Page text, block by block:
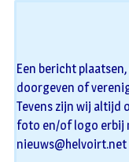
Een bericht
doorgeven of
Tevens zijn wij altijd
foto en/of logo erbij
nieuws@helvoirt.net